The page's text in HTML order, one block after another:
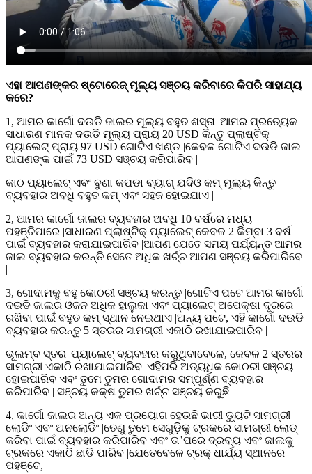
ଏହା ଆପଣଙ୍କର ଷ୍ଟୋରେଜ୍ ମୂଲ୍ୟ ସଞ୍ଚୟ କରିବାରେ କିପରି ସାହାଯ୍ୟ
କରେ?
1, ଆମର କାର୍ଗୋ ଦଉଡି ଜାଲର ମୂଲ୍ୟ ବହୁତ ଶସ୍ତା |ଆମର ପ୍ରତ୍ୟେକ
ସାଧାରଣ ମାନକ ଦଉଡି ମୂଲ୍ୟ ପ୍ରାୟ 20 USD କିନ୍ତୁ ପ୍ଲାଷ୍ଟିକ୍
ପ୍ୟାଲେଟ୍ ପ୍ରାୟ 97 USD ଗୋଟିଏ ଖଣ୍ଡ |କେବଳ ଗୋଟିଏ ଦଉଡି ଜାଲ
ଆପଣଙ୍କ ପାଇଁ 73 USD ସଞ୍ଚୟ କରିପାରିବ |
କାଠ ପ୍ୟାଲେଟ୍ ଏବଂ ବୁଣା କପଡା ବ୍ୟାଗ୍ ଯଦିଓ କମ୍ ମୂଲ୍ୟ କିନ୍ତୁ
ବ୍ୟବହାର ଅବଧି ବହୁତ କମ୍ ଏବଂ ସହଜ ହୋଇଯାଏ |
2, ଆମର କାର୍ଗୋ ଜାଲର ବ୍ୟବହାର ଅବଧି 10 ବର୍ଷରେ ମଧ୍ୟ
ପହଞ୍ଚିପାରେ |ସାଧାରଣ ପ୍ଲାଷ୍ଟିକ୍ ପ୍ୟାଲେଟ୍ କେବଳ 2 କିମ୍ବା 3 ବର୍ଷ
ପାଇଁ ବ୍ୟବହାର କରାଯାଇପାରିବ |ଆପଣ ଯେତେ ସମୟ ପର୍ଯ୍ୟନ୍ତ ଆମର
ଜାଲ ବ୍ୟବହାର କରନ୍ତି ସେତେ ଅଧିକ ଖର୍ଚ୍ଚ ଆପଣ ସଞ୍ଚୟ କରିପାରିବେ
|
3, ଗୋଦାମକୁ ବହୁ କୋଠରୀ ସଞ୍ଚୟ କରନ୍ତୁ |ଗୋଟିଏ ପଟେ ଆମର କାର୍ଗୋ
ଦଉଡି ଜାଲର ଓଜନ ଅଧିକ ହାଲୁକା ଏବଂ ପ୍ୟାଲେଟ୍ ଅପେକ୍ଷା ଦୂରରେ
ରଖିବା ପାଇଁ ବହୁତ କମ୍ ସ୍ଥାନ ନେଇଥାଏ |ଅନ୍ୟ ପଟେ, ଏହି କାର୍ଗୋ ଦଉଡି
ବ୍ୟବହାର କରନ୍ତୁ 5 ସ୍ତରର ସାମଗ୍ରୀ ଏକାଠି ରଖାଯାଇପାରିବ |
ଭୂଲମ୍ବ ସ୍ତର |ପ୍ୟାଲେଟ୍ ବ୍ୟବହାର କରୁଥିବାବେଳେ, କେବଳ 2 ସ୍ତରର
ସାମଗ୍ରୀ ଏକାଠି ରଖାଯାଇପାରିବ |ଏହିପରି ଅତ୍ୟଧିକ କୋଠରୀ ସଞ୍ଚୟ
ହୋଇପାରିବ ଏବଂ ତୁମେ ତୁମର ଗୋଦାମର ସମ୍ପୂର୍ଣ୍ଣ ବ୍ୟବହାର
କରିପାରିବ | ସଞ୍ଚୟ କକ୍ଷ ତୁମର ଖର୍ଚ୍ଚ ସଞ୍ଚୟ କରୁଛି |
4, କାର୍ଗୋ ଜାଲର ଅନ୍ୟ ଏକ ପ୍ରୟୋଗ ହେଉଛି ଭାରୀ ଡ୍ୟୁଟି ସାମଗ୍ରୀ
ଲୋଡିଂ ଏବଂ ଅନଲୋଡିଂ |ତେଣୁ ତୁମେ ସେଗୁଡ଼ିକୁ ଟ୍ରକରେ ସାମଗ୍ରୀ ଲୋଡ୍
କରିବା ପାଇଁ ବ୍ୟବହାର କରିପାରିବ ଏବଂ ତା’ପରେ ଦ୍ରବ୍ୟ ଏବଂ ଜାଲକୁ
ଟ୍ରକରେ ଏକାଠି ଛାଡି ପାରିବ |ଯେତେବେଳେ ଟ୍ରକ୍ ଧାର୍ଯ୍ୟ ସ୍ଥାନରେ
ପହଞ୍ଚେ,